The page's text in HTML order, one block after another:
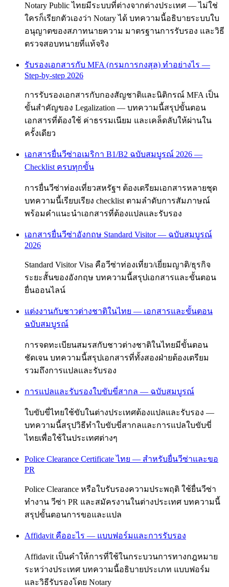
Notary Public ไทยมีระบบที่ต่างจากต่างประเทศ — ไม่ใช่
ใครก็เรียกตัวเองว่า Notary ได้ บทความนี้อธิบายระบบใบ
อนุญาตของสภาทนายความ มาตรฐานการรับรอง และวิธี
ตรวจสอบทนายที่แท้จริง
รับรองเอกสารกับ MFA (กรมการกงสุล) ทำอย่างไร —
Step-by-step 2026
การรับรองเอกสารกับกองสัญชาติและนิติกรณ์ MFA เป็น
ขั้นสำคัญของ Legalization — บทความนี้สรุปขั้นตอน
เอกสารที่ต้องใช้ ค่าธรรมเนียม และเคล็ดลับให้ผ่านใน
ครั้งเดียว
เอกสารยื่นวีซ่าอเมริกา B1/B2 ฉบับสมบูรณ์ 2026 —
Checklist ครบทุกขั้น
การยื่นวีซ่าท่องเที่ยวสหรัฐฯ ต้องเตรียมเอกสารหลายชุด
บทความนี้เรียบเรียง checklist ตามลำดับการสัมภาษณ์
พร้อมคำแนะนำเอกสารที่ต้องแปลและรับรอง
เอกสารยื่นวีซ่าอังกฤษ Standard Visitor — ฉบับสมบูรณ์
2026
Standard Visitor Visa คือวีซ่าท่องเที่ยว/เยี่ยมญาติ/ธุรกิจ
ระยะสั้นของอังกฤษ บทความนี้สรุปเอกสารและขั้นตอน
ยื่นออนไลน์
แต่งงานกับชาวต่างชาติในไทย — เอกสารและขั้นตอน
ฉบับสมบูรณ์
การจดทะเบียนสมรสกับชาวต่างชาติในไทยมีขั้นตอน
ชัดเจน บทความนี้สรุปเอกสารที่ทั้งสองฝ่ายต้องเตรียม
รวมถึงการแปลและรับรอง
การแปลและรับรองใบขับขี่สากล — ฉบับสมบูรณ์
ใบขับขี่ไทยใช้ขับในต่างประเทศต้องแปลและรับรอง —
บทความนี้สรุปวิธีทำใบขับขี่สากลและการแปลใบขับขี่
ไทยเพื่อใช้ในประเทศต่างๆ
Police Clearance Certificate ไทย — สำหรับยื่นวีซ่าและขอ
PR
Police Clearance หรือใบรับรองความประพฤติ ใช้ยื่นวีซ่า
ทำงาน วีซ่า PR และสมัครงานในต่างประเทศ บทความนี้
สรุปขั้นตอนการขอและแปล
Affidavit คืออะไร — แบบฟอร์มและการรับรอง
Affidavit เป็นคำให้การที่ใช้ในกระบวนการทางกฎหมาย
ระหว่างประเทศ บทความนี้อธิบายประเภท แบบฟอร์ม
และวิธีรับรองโดย Notary